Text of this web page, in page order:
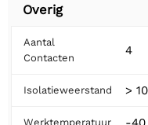
Overig
Aantal
Contacten
4
Isolatieweerstand >
Werktemperatuur